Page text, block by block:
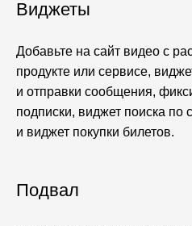
Виджеты
Добавьте на сайт видео с
продукте или сервисе,
и отправки сообщения,
подписки, виджет поиска по
и виджет покупки билетов.
Подвал